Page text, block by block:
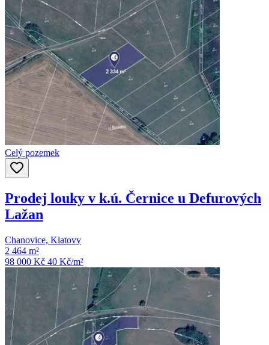
Celý pozemek
Prodej louky v k.ú. Černice u Defurových
Lažan
Chanovice, Klatovy
2 464 m²
98 000 Kč 40 Kč/m²